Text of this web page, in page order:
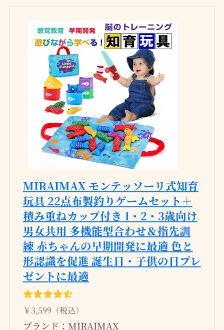
MIRAIMAX モンテッソーリ式知育
玩具 22点布製釣りゲームセット＋
積み重ねカップ付き 1・2・3歳向け
男女共用 多機能型合わせ＆指先訓
練 赤ちゃんの早期開発に最適 色と
形認識を促進 誕生日・子供の日プレ
ゼントに最適
￥3,599（税込）
ブランド：MIRAIMAX